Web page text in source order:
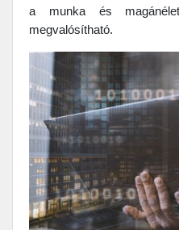
a munka és
megvalósítható.